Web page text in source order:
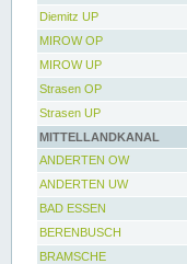
Diemitz UP
MIROW OP
MIROW UP
Strasen OP
Strasen UP
MITTELLANDKANAL
ANDERTEN OW
ANDERTEN UW
BAD ESSEN
BERENBUSCH
BRAMSCHE